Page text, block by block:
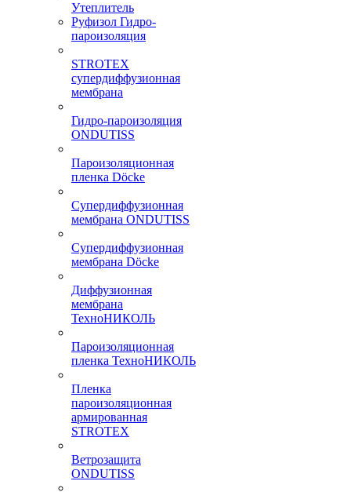
Утеплитель
Руфизол Гидро-
пароизоляция
STROTEX
супердиффузионная
мембрана
Гидро-пароизоляция
ONDUTISS
Пароизоляционная
пленка Döcke
Супердиффузионная
мембрана ONDUTISS
Супердиффузионная
мембрана Döcke
Диффузионная
мембрана
ТехноНИКОЛЬ
Пароизоляционная
пленка ТехноНИКОЛЬ
Пленка
пароизоляционная
армированная
STROTEX
Ветрозащита
ONDUTISS